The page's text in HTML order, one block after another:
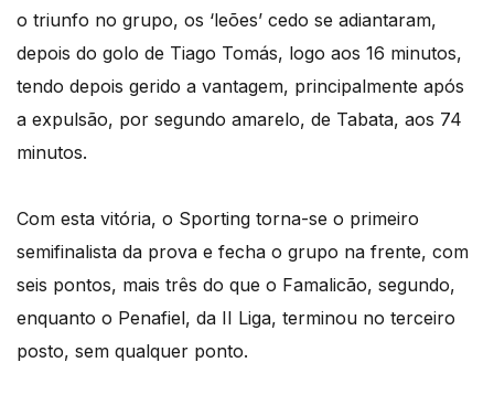
o triunfo no grupo, os ‘leões’ cedo se adiantaram,
depois do golo de Tiago Tomás, logo aos 16 minutos,
tendo depois gerido a vantagem, principalmente após
a expulsão, por segundo amarelo, de Tabata, aos 74
minutos.
Com esta vitória, o Sporting torna-se o primeiro
semifinalista da prova e fecha o grupo na frente, com
seis pontos, mais três do que o Famalicão, segundo,
enquanto o Penafiel, da II Liga, terminou no terceiro
posto, sem qualquer ponto.